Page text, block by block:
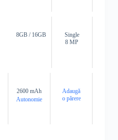
8GB / 16GB
Single
8 MP
2600 mAh
Autonomie
Adaugă
o părere